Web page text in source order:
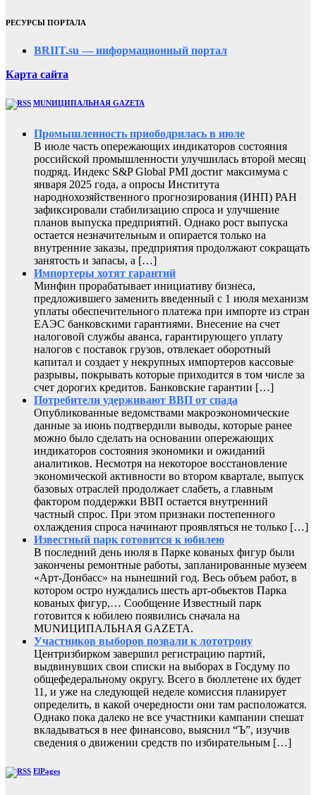
РЕСУРСЫ ПОРТАЛА
BRIIT.su — информационный портал
Карта сайта
MUNИЦИПАЛЬНАЯ GAZЕТА
Промышленность приободрилась в июле
В июле часть опережающих индикаторов состояния
российской промышленности улучшилась второй месяц
подряд. Индекс S&P Global PMI достиг максимума с
января 2025 года, а опросы Института
народнохозяйственного прогнозирования (ИНП) РАН
зафиксировали стабилизацию спроса и улучшение
планов выпуска предприятий. Однако рост выпуска
остается незначительным и опирается только на
внутренние заказы, предприятия продолжают сокращать
занятость и запасы, а […]
Импортеры хотят гарантий
Минфин прорабатывает инициативу бизнеса,
предложившего заменить введенный с 1 июля механизм
уплаты обеспечительного платежа при импорте из стран
ЕАЭС банковскими гарантиями. Внесение на счет
налоговой службы аванса, гарантирующего уплату
налогов с поставок грузов, отвлекает оборотный
капитал и создает у некрупных импортеров кассовые
разрывы, покрывать которые приходится в том числе за
счет дорогих кредитов. Банковские гарантии […]
Потребители удерживают ВВП от спада
Опубликованные ведомствами макроэкономические
данные за июнь подтвердили выводы, которые ранее
можно было сделать на основании опережающих
индикаторов состояния экономики и ожиданий
аналитиков. Несмотря на некоторое восстановление
экономической активности во втором квартале, выпуск
базовых отраслей продолжает слабеть, а главным
фактором поддержки ВВП остается внутренний
частный спрос. При этом признаки постепенного
охлаждения спроса начинают проявляться не только […]
Известный парк готовится к юбилею
В последний день июля в Парке кованых фигур были
закончены ремонтные работы, запланированные музеем
«Арт-Донбасс» на нынешний год. Весь объем работ, в
котором остро нуждались шесть арт-обьектов Парка
кованых фигур,… Сообщение Известный парк
готовится к юбилею появились сначала на
MUNИЦИПАЛЬНАЯ GAZЕТА.
Участников выборов позвали к лототрону
Центризбирком завершил регистрацию партий,
выдвинувших свои списки на выборах в Госдуму по
общефедеральному округу. Всего в бюллетене их будет
11, и уже на следующей неделе комиссия планирует
определить, в какой очередности они там расположатся.
Однако пока далеко не все участники кампании спешат
вкладываться в нее финансово, выяснил “Ъ”, изучив
сведения о движении средств по избирательным […]
ElPages